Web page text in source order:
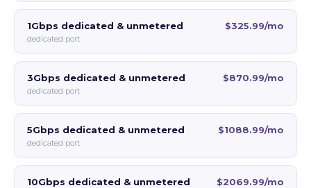
1Gbps dedicated & unmetered
dedicated port
$325.99/mo
3Gbps dedicated & unmetered
dedicated port
$870.99/mo
5Gbps dedicated & unmetered
dedicated port
$1088.99/mo
10Gbps dedicated & unmetered $2069.99/mo